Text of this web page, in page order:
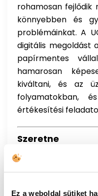
Ez a weboldal sütiket
rohamosan fejlődik
könnyebben és
problémáinkat. A
digitális megoldást
papírmentes
hamarosan
kiváltani, és az
folyamatokban,
értékesítési
Szeretne
chatbotjainkkal?
Tel.:+36 1 510 0056